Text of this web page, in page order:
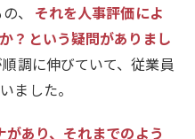
、 それを人事評価によ
？という疑問がありまし
調に伸びていて、従業員
ました。
あり、それまでのよう